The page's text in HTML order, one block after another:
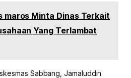
maros Minta Dinas Terkait
Yang Terlambat
Sabbang, Jamaluddin